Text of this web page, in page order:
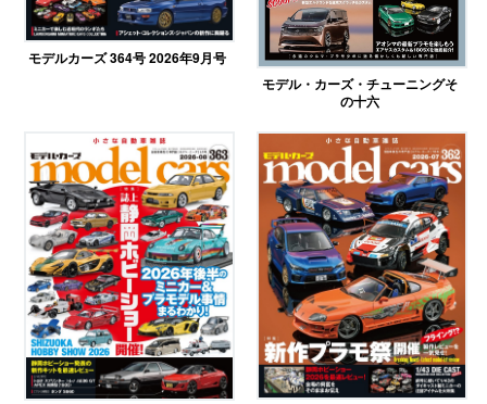
モデルカーズ 364号 2026年9月号
モデル・カーズ・チューニングそ
の十六